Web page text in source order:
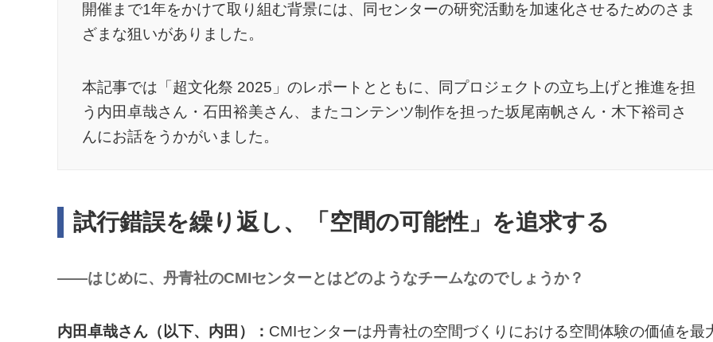
開催まで1年をかけて取り組む背景には、同センターの研究活動を加速化させるためのさま
ざまな狙いがありました。
本記事では「超文化祭 2025」のレポートとともに、同プロジェクトの立ち上げと推進を担
う内田卓哉さん・石田裕美さん、またコンテンツ制作を担った坂尾南帆さん・木下裕司さ
んにお話をうかがいました。
試行錯誤を繰り返し、「空間の可能性」を追求する
――はじめに、丹青社のCMIセンターとはどのようなチームなのでしょうか？
内田卓哉さん（以下、内田）： CMIセンターは丹青社の空間づくりにおける空間体験の価値を最